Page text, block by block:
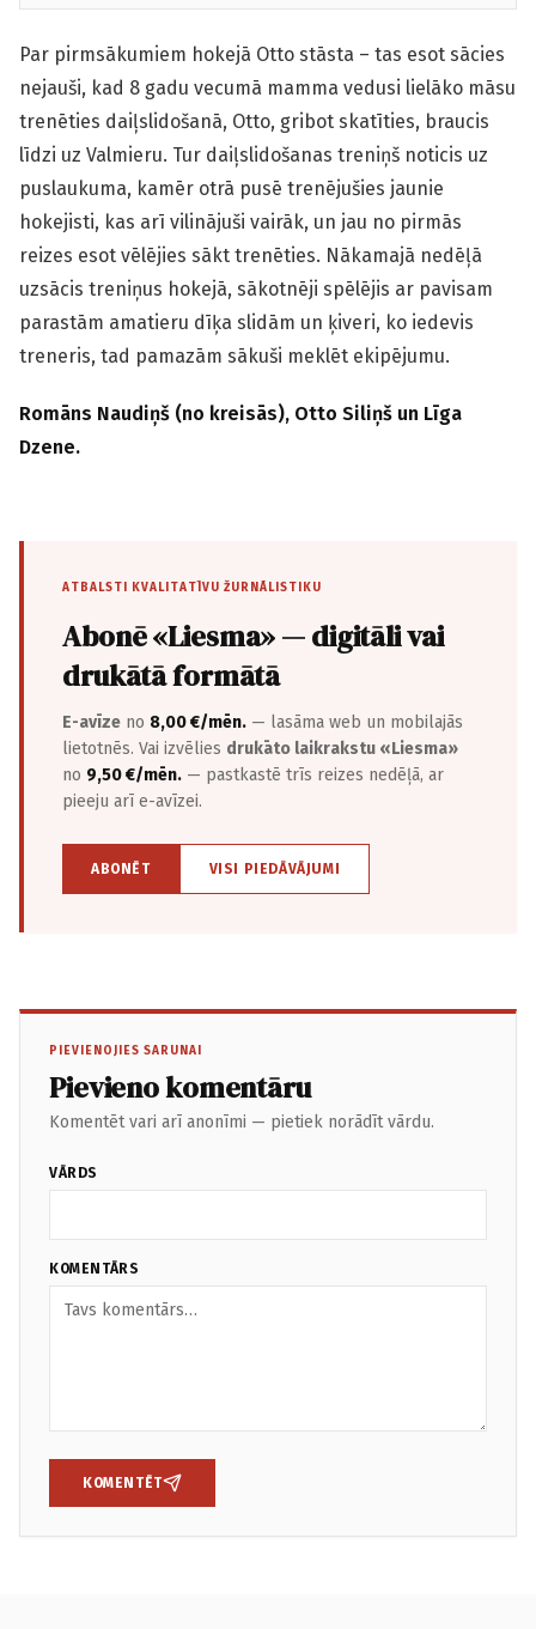
Par pirmsākumiem hokejā Otto stāsta – tas esot sācies
nejauši, kad 8 gadu vecumā mamma vedusi lielāko māsu
trenēties daiļslidošanā, Otto, gribot skatīties, braucis
līdzi uz Valmieru. Tur daiļslidošanas treniņš noticis uz
puslaukuma, kamēr otrā pusē trenējušies jaunie
hokejisti, kas arī vilinājuši vairāk, un jau no pirmās
reizes esot vēlējies sākt trenēties. Nākamajā nedēļā
uzsācis treniņus hokejā, sākotnēji spēlējis ar pavisam
parastām amatieru dīķa slidām un ķiveri, ko iedevis
treneris, tad pamazām sākuši meklēt ekipējumu.
Romāns Naudiņš (no kreisās), Otto Siliņš un Līga
Dzene.
ATBALSTI KVALITATĪVU ŽURNĀLISTIKU
Abonē «Liesma» — digitāli vai
drukātā formātā
E-avīze no 8,00 €/mēn. — lasāma web un mobilajās
lietotnēs. Vai izvēlies drukāto laikrakstu «Liesma»
no 9,50 €/mēn. — pastkastē trīs reizes nedēļā, ar
pieeju arī e-avīzei.
ABONĒT VISI PIEDĀVĀJUMI
PIEVIENOJIES SARUNAI
Pievieno komentāru
Komentēt vari arī anonīmi — pietiek norādīt vārdu.
VĀRDS
KOMENTĀRS
KOMENTĒT